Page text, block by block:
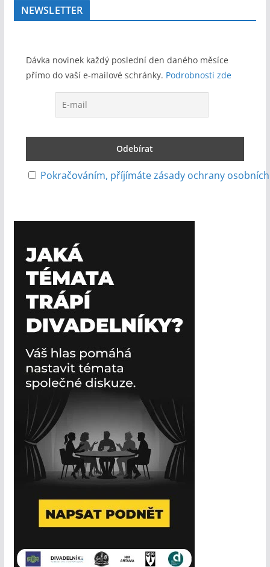
NEWSLETTER
Dávka novinek každý poslední den daného měsíce
přímo do vaší e-mailové schránky. Podrobnosti zde
Pokračováním, příjímáte zásady ochrany